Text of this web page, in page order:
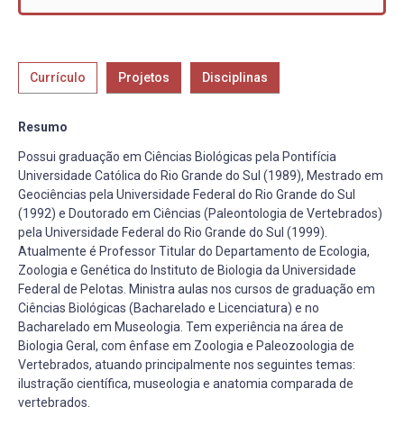
Currículo Projetos Disciplinas
Resumo
Possui graduação em Ciências Biológicas pela Pontifícia
Universidade Católica do Rio Grande do Sul (1989), Mestrado em
Geociências pela Universidade Federal do Rio Grande do Sul
(1992) e Doutorado em Ciências (Paleontologia de Vertebrados)
pela Universidade Federal do Rio Grande do Sul (1999).
Atualmente é Professor Titular do Departamento de Ecologia,
Zoologia e Genética do Instituto de Biologia da Universidade
Federal de Pelotas. Ministra aulas nos cursos de graduação em
Ciências Biológicas (Bacharelado e Licenciatura) e no
Bacharelado em Museologia. Tem experiência na área de
Biologia Geral, com ênfase em Zoologia e Paleozoologia de
Vertebrados, atuando principalmente nos seguintes temas:
ilustração científica, museologia e anatomia comparada de
vertebrados.